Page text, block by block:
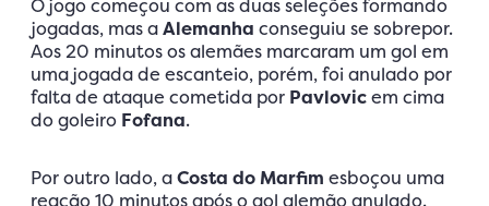
O jogo começou com as duas seleções formando
jogadas, mas aAlemanha conseguiu se sobrepor.
Aos 20 minutos os alemães marcaram um gol em
uma jogada de escanteio, porém, foi anulado por
falta de ataque cometida por Pavlovicem cima
do goleiro Fofana.
Por outro lado, aCosta do Marfim esboçou uma
reação 10 minutos após o gol alemão anulado.